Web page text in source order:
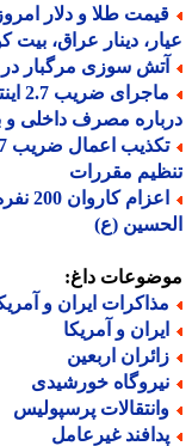
دینار عراق، بیت
سوزی مرگبار در
ماجرای
مصرف داخلی و بین
مقررات
اعزام
(ع)
داغ:
ایران و آمریکا
و آمریکا
اربعین
خورشیدی
پرسپولیس
غیرعامل